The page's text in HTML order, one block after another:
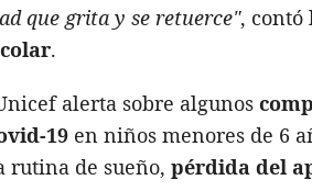
que grita y se retuerce", contó
.
alerta sobre algunos
19 en niños menores de 6
rutina de sueño, pérdida del